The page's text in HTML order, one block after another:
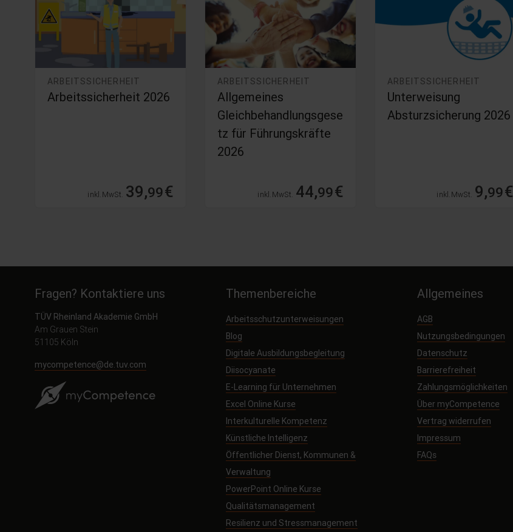
ARBEITSSICHERHEIT
Arbeitssicherheit 2026
inkl. MwSt. 39,99€
ARBEITSSICHERHEIT
Allgemeines
Gleichbehandlungsgese
tz für Führungskräfte
2026
inkl. MwSt. 44,99€
ARBEITSSICHERHEIT
Unterweisung
Absturzsicherung 2026
inkl. MwSt. 9,99€
Fragen? Kontaktiere uns
TÜV Rheinland Akademie GmbH
Am Grauen Stein
51105 Köln
mycompetence@de.tuv.com
Themenbereiche
Arbeitsschutzunterweisungen
Blog
Digitale Ausbildungsbegleitung
Diisocyanate
E-Learning für Unternehmen
Excel Online Kurse
Interkulturelle Kompetenz
Künstliche Intelligenz
Öffentlicher Dienst, Kommunen &
Verwaltung
PowerPoint Online Kurse
Qualitätsmanagement
Resilienz und Stressmanagement
Allgemeines
AGB
Nutzungsbedingungen
Datenschutz
Barrierefreiheit
Zahlungsmöglichkeiten
Über myCompetence
Vertrag widerrufen
Impressum
FAQs